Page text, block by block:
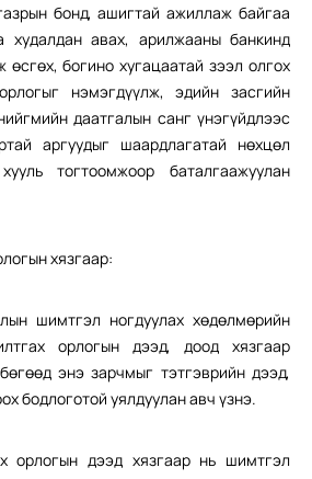
бонд, ашигтай ажиллаж байгаа
худалдан авах, арилжааны банкинд
өсгөх, богино хугацаатай зээл олгох
нэмэгдүүлж, эдийн засгийн
даатгалын санг үнэгүйдлээс
аргуудыг шаардлагатай нөхцөл
тогтоомжоор баталгаажуулан
хязгаар:
шимтгэл ногдуулах хөдөлмөрийн
орлогын дээд, доод хязгаар
энэ зарчмыг тэтгэврийн дээд,
бодлоготой уялдуулан авч үзнэ.
орлогын дээд хязгаар нь шимтгэл